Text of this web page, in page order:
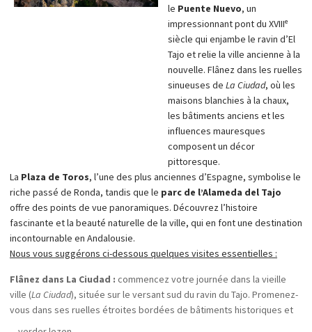
le Puente Nuevo, un
impressionnant pont du XVIIIᵉ
siècle qui enjambe le ravin d’El
Tajo et relie la ville ancienne à la
nouvelle. Flânez dans les ruelles
sinueuses de La Ciudad, où les
maisons blanchies à la chaux,
les bâtiments anciens et les
influences mauresques
composent un décor
pittoresque.
La Plaza de Toros, l’une des plus anciennes d’Espagne, symbolise le
riche passé de Ronda, tandis que le parc de l’Alameda del Tajo
offre des points de vue panoramiques. Découvrez l’histoire
fascinante et la beauté naturelle de la ville, qui en font une destination
incontournable en Andalousie.
Nous vous suggérons ci-dessous quelques visites essentielles :
Flânez dans La Ciudad : commencez votre journée dans la vieille
ville (La Ciudad), située sur le versant sud du ravin du Tajo. Promenez-
vous dans ses ruelles étroites bordées de bâtiments historiques et
de maisons blanchies à la chaux. Visitez l’église Santa María la Mayor,